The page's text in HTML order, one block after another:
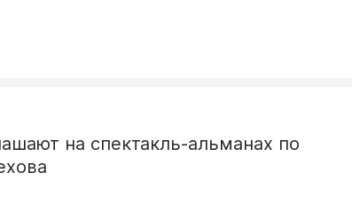
на спектакль-альманах по